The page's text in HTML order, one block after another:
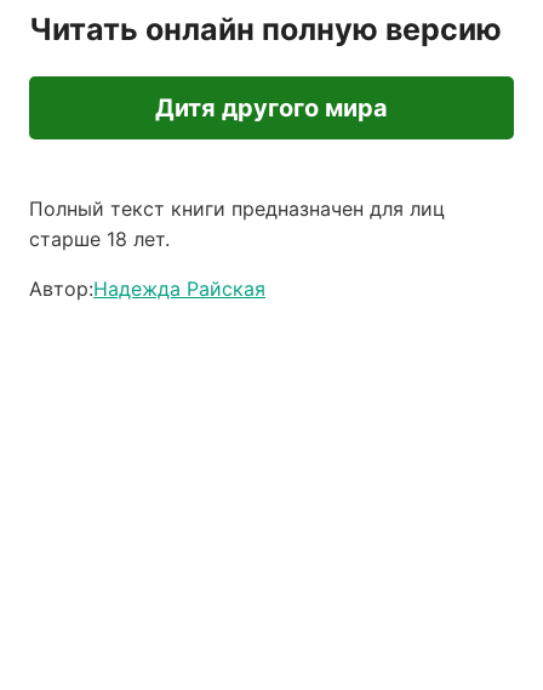
Читать онлайн полную версию
Дитя другого мира
Полный текст книги предназначен для лиц
старше 18 лет.
Автор:Надежда Райская